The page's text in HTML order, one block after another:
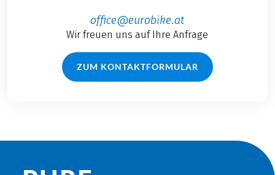
office@eurobike.at
Wir freuen uns auf Ihre Anfrage
ZUM KONTAKTFORMULAR